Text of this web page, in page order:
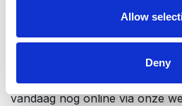
Allow
Deny
Bestel uw aluminium
Overweegt u aluminium
zowel comfortabel als
vandaag nog online via onze